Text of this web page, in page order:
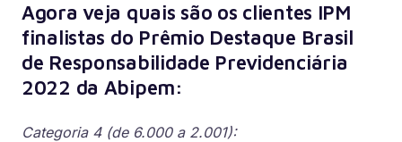
Agora veja quais são os clientes IPM
finalistas do Prêmio Destaque Brasil
de Responsabilidade Previdenciária
2022 da Abipem:
Categoria 4 (de 6.000 a 2.001):